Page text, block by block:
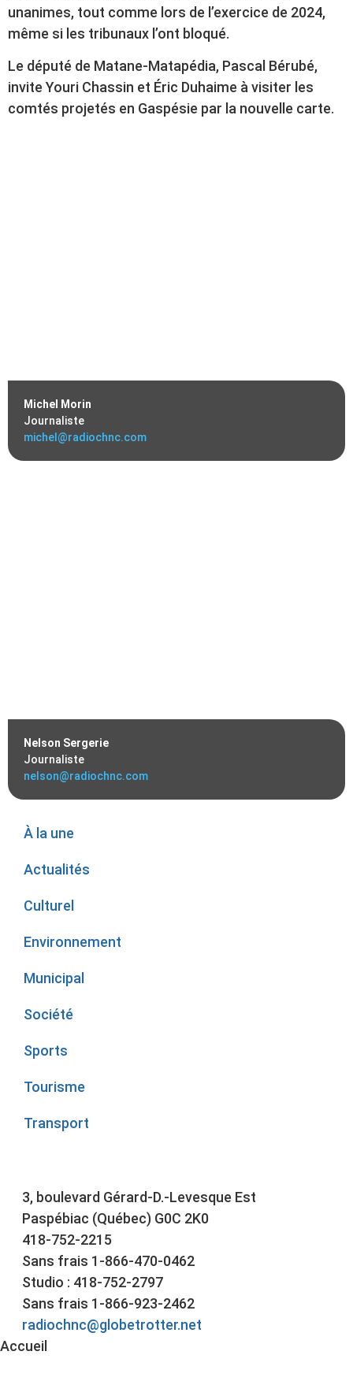
Michel Morin
Journaliste
michel@radiochnc.com
Nelson Sergerie
Journaliste
nelson@radiochnc.com
À la une
Actualités
Culturel
Environnement
Municipal
Société
Sports
Tourisme
Transport
unanimes, tout comme lors de l’exercice de 2024,
même si les tribunaux l’ont bloqué.
Le député de Matane-Matapédia, Pascal Bérubé,
invite Youri Chassin et Éric Duhaime à visiter les
comtés projetés en Gaspésie par la nouvelle carte.
3, boulevard Gérard-D.-Levesque Est
Paspébiac (Québec) G0C 2K0
418-752-2215
Sans frais 1-866-470-0462
Studio : 418-752-2797
Sans frais 1-866-923-2462
radiochnc@globetrotter.net
Accueil